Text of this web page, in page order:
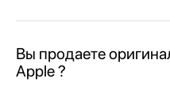
Вы продаете
Apple ?